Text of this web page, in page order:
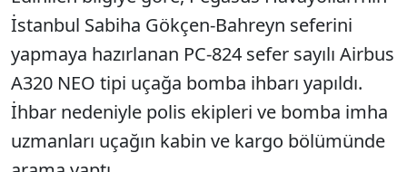
İstanbul Sabiha Gökçen-Bahreyn seferini
yapmaya hazırlanan PC-824 sefer sayılı Airbus
A320 NEO tipi uçağa bomba ihbarı yapıldı.
İhbar nedeniyle polis ekipleri ve bomba imha
uzmanları uçağın kabin ve kargo bölümünde